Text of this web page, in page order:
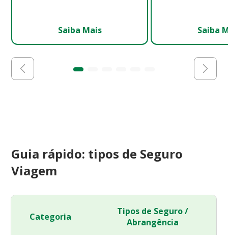
Saiba Mais Saiba
Guia rápido: tipos de Seguro
Viagem
Categoria
Tipos de Seguro /
Abrangência